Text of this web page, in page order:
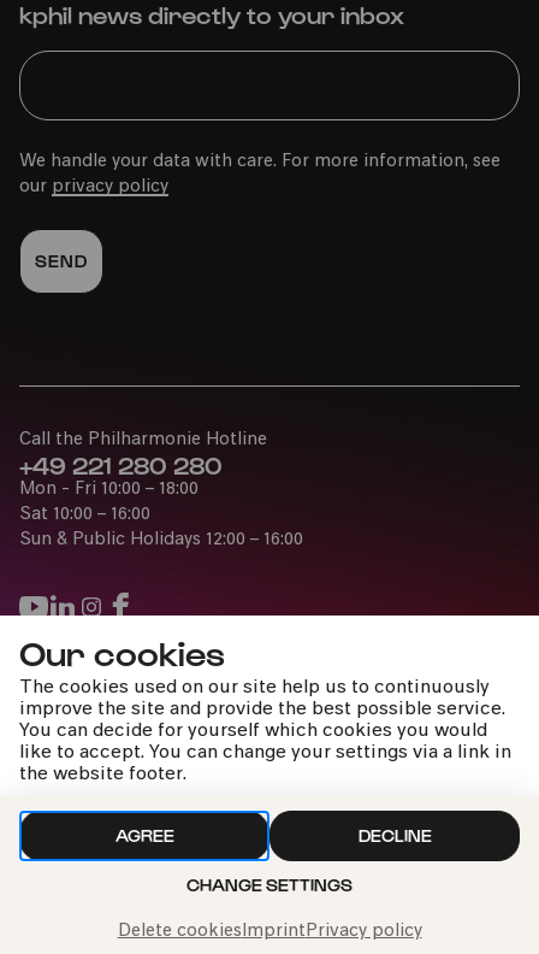
Our cookies
The cookies used on our site help us to continuously
improve the site and provide the best possible service.
You can decide for yourself which cookies you would
like to accept. You can change your settings via a link in
the website footer.
AGREE DECLINE
CHANGE SETTINGS
Delete cookiesImprintPrivacy policy
kphil news directly to your inbox
We handle your data with care. For more information, see
our privacy policy
Press
Jobs
News
Contact
Submit a withdrawal request
Call the Philharmonie Hotline
+49 221 280 280
Mon - Fri 10:00 – 18:00
Sat 10:00 – 16:00
Sun & Public Holidays 12:00 – 16:00
Cookie settings